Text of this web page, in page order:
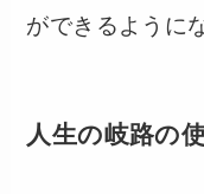
ができるように
人生の岐路の